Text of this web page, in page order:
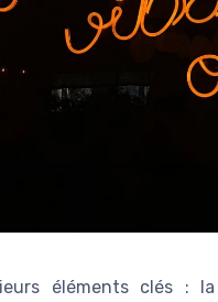
éléments clés : la